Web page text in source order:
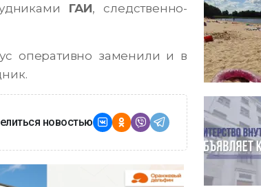
ГАИ, следственно-
оперативно заменили и в
новостью